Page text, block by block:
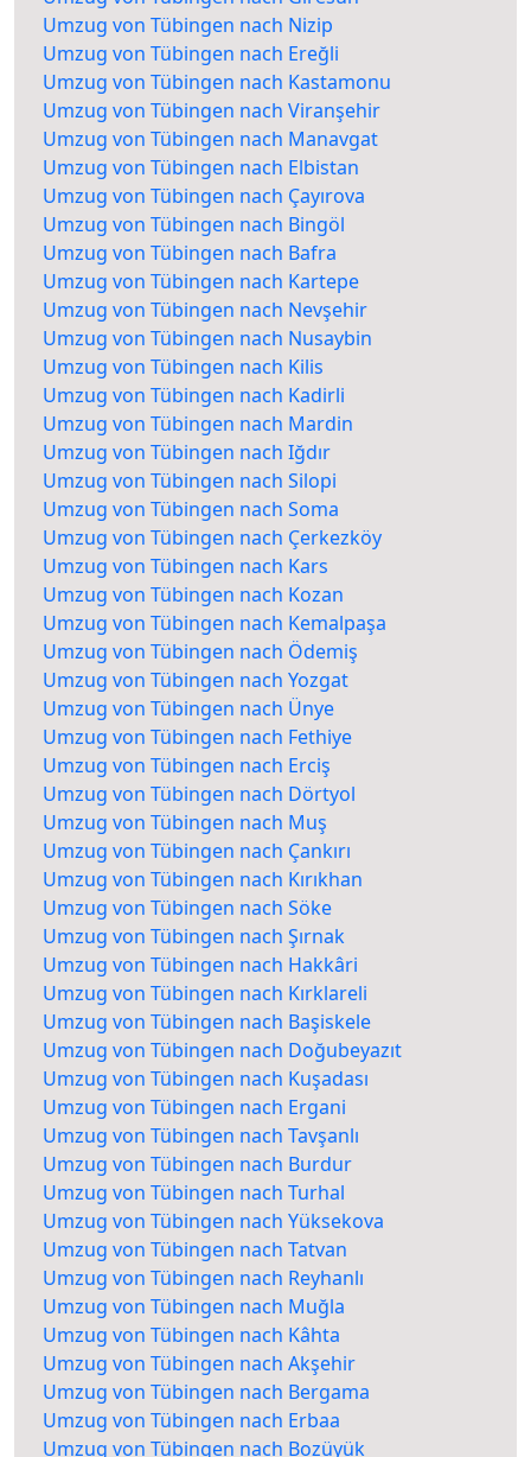
Umzug von Tübingen nach Nizip
Umzug von Tübingen nach Ereğli
Umzug von Tübingen nach Kastamonu
Umzug von Tübingen nach Viranşehir
Umzug von Tübingen nach Manavgat
Umzug von Tübingen nach Elbistan
Umzug von Tübingen nach Çayırova
Umzug von Tübingen nach Bingöl
Umzug von Tübingen nach Bafra
Umzug von Tübingen nach Kartepe
Umzug von Tübingen nach Nevşehir
Umzug von Tübingen nach Nusaybin
Umzug von Tübingen nach Kilis
Umzug von Tübingen nach Kadirli
Umzug von Tübingen nach Mardin
Umzug von Tübingen nach Iğdır
Umzug von Tübingen nach Silopi
Umzug von Tübingen nach Soma
Umzug von Tübingen nach Çerkezköy
Umzug von Tübingen nach Kars
Umzug von Tübingen nach Kozan
Umzug von Tübingen nach Kemalpaşa
Umzug von Tübingen nach Ödemiş
Umzug von Tübingen nach Yozgat
Umzug von Tübingen nach Ünye
Umzug von Tübingen nach Fethiye
Umzug von Tübingen nach Erciş
Umzug von Tübingen nach Dörtyol
Umzug von Tübingen nach Muş
Umzug von Tübingen nach Çankırı
Umzug von Tübingen nach Kırıkhan
Umzug von Tübingen nach Söke
Umzug von Tübingen nach Şırnak
Umzug von Tübingen nach Hakkâri
Umzug von Tübingen nach Kırklareli
Umzug von Tübingen nach Başiskele
Umzug von Tübingen nach Doğubeyazıt
Umzug von Tübingen nach Kuşadası
Umzug von Tübingen nach Ergani
Umzug von Tübingen nach Tavşanlı
Umzug von Tübingen nach Burdur
Umzug von Tübingen nach Turhal
Umzug von Tübingen nach Yüksekova
Umzug von Tübingen nach Tatvan
Umzug von Tübingen nach Reyhanlı
Umzug von Tübingen nach Muğla
Umzug von Tübingen nach Kâhta
Umzug von Tübingen nach Akşehir
Umzug von Tübingen nach Bergama
Umzug von Tübingen nach Erbaa
Umzug von Tübingen nach Bozüyük